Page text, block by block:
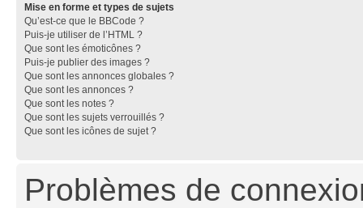
Mise en forme et types de sujets
Qu’est-ce que le BBCode ?
Puis-je utiliser de l’HTML ?
Que sont les émoticônes ?
Puis-je publier des images ?
Que sont les annonces globales ?
Que sont les annonces ?
Que sont les notes ?
Que sont les sujets verrouillés ?
Que sont les icônes de sujet ?
Problèmes de